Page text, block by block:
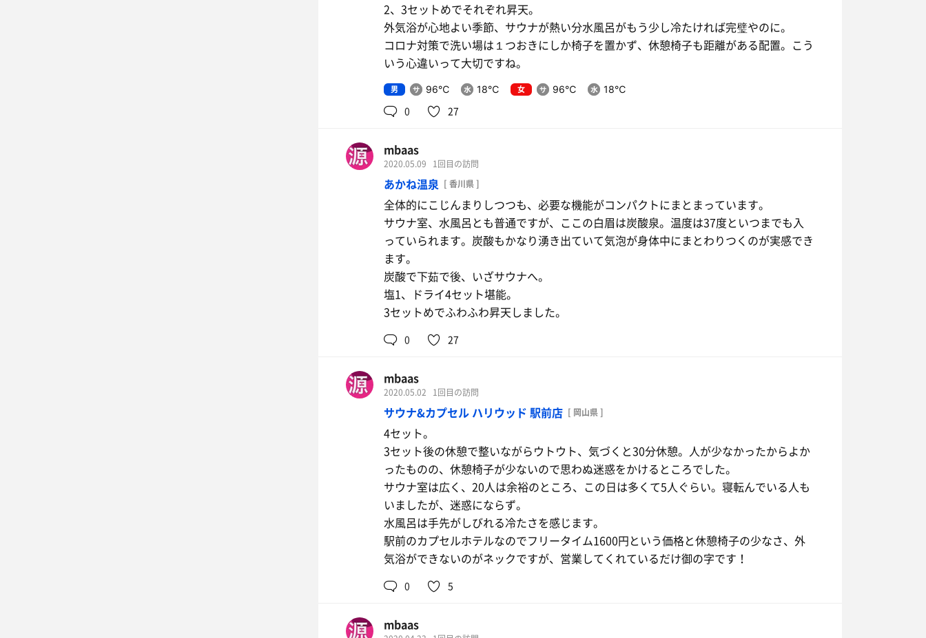
2、3セットめでそれぞれ昇天。
外気浴が心地よい季節、サウナが熱い分水風呂がもう少し冷たければ完璧やのに。
コロナ対策で洗い場は１つおきにしか椅子を置かず、休憩椅子も距離がある配置。こう
いう心違いって大切ですね。
男 96℃ 18℃ 女 96℃ 18℃
0 27
mbaas
2020.05.09 1回目の訪問
あかね温泉 [ 香川県 ]
全体的にこじんまりしつつも、必要な機能がコンパクトにまとまっています。
サウナ室、水風呂とも普通ですが、ここの白眉は炭酸泉。温度は37度といつまでも入
っていられます。炭酸もかなり湧き出ていて気泡が身体中にまとわりつくのが実感でき
ます。
炭酸で下茹で後、いざサウナへ。
塩1、ドライ4セット堪能。
3セットめでふわふわ昇天しました。
0 27
mbaas
2020.05.02 1回目の訪問
サウナ&カプセル ハリウッド 駅前店 [ 岡山県 ]
4セット。
3セット後の休憩で整いながらウトウト、気づくと30分休憩。人が少なかったからよか
ったものの、休憩椅子が少ないので思わぬ迷惑をかけるところでした。
サウナ室は広く、20人は余裕のところ、この日は多くて5人ぐらい。寝転んでいる人も
いましたが、迷惑にならず。
水風呂は手先がしびれる冷たさを感じます。
駅前のカプセルホテルなのでフリータイム1600円という価格と休憩椅子の少なさ、外
気浴ができないのがネックですが、営業してくれているだけ御の字です！
0 5
mbaas